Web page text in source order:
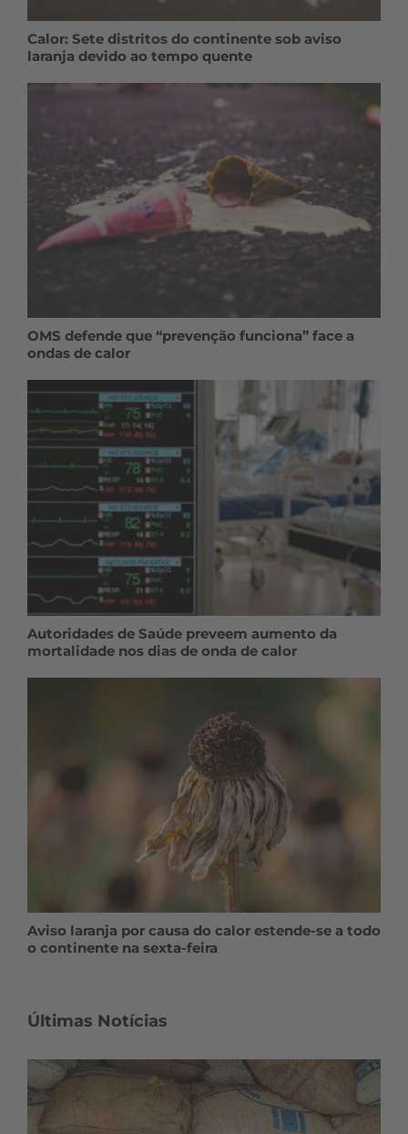
Calor: Sete distritos do continente sob aviso
laranja devido ao tempo quente
OMS defende que “prevenção funciona” face a
ondas de calor
Autoridades de Saúde preveem aumento da
mortalidade nos dias de onda de calor
Aviso laranja por causa do calor estende-se a todo
o continente na sexta-feira
Últimas Notícias